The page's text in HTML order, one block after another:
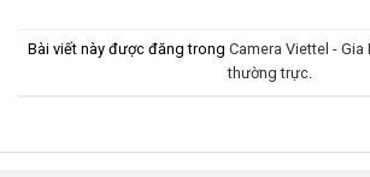
Bài viết này được đăng trong Camera Viettel - Gia
thường trực.